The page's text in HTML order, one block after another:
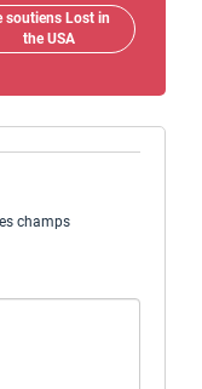
soutiens Lost in
the USA
champs